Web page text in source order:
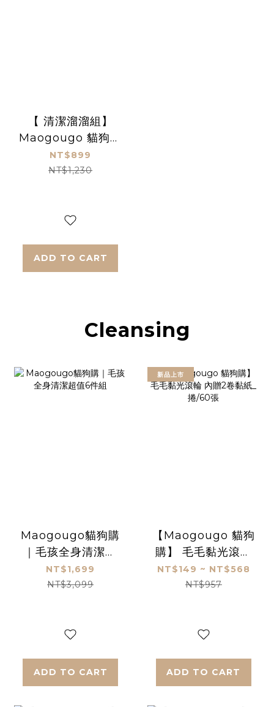
【 清潔溜溜組】
Maogougo 貓狗購
圓餅貓梳+3合1伍德
氏燈寵物指甲剪
NT$899
NT$1,230
ADD TO CART
Cleansing
Maogougo貓狗購
｜毛孩全身清潔超
值6件組
NT$1,699
NT$3,099
ADD TO CART
新品上市
【Maogougo 貓狗
購】 毛毛黏光滾輪
內贈2卷黏紙_捲/60
張
NT$149 ~ NT$568
NT$957
ADD TO CART